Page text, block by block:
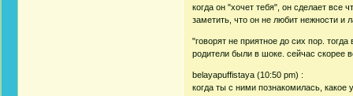
когда он "хочет тебя", он сделает все
заметить, что он не любит нежности и
"говорят не приятное до сих пор.
родители были в шоке. сейчас скорее
belayapuffistaya (10:50 pm) :
когда ты с ними познакомилась, какое